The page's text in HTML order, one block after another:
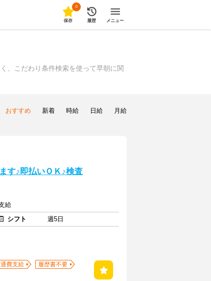
0
保存 履歴 メニュー
、こだわり条件検索を使って早朝に関
おすすめ 新着 時給 日給 月給
す♪即払いＯＫ♪検査
給
シフト
週5日
費支給
履歴書不要